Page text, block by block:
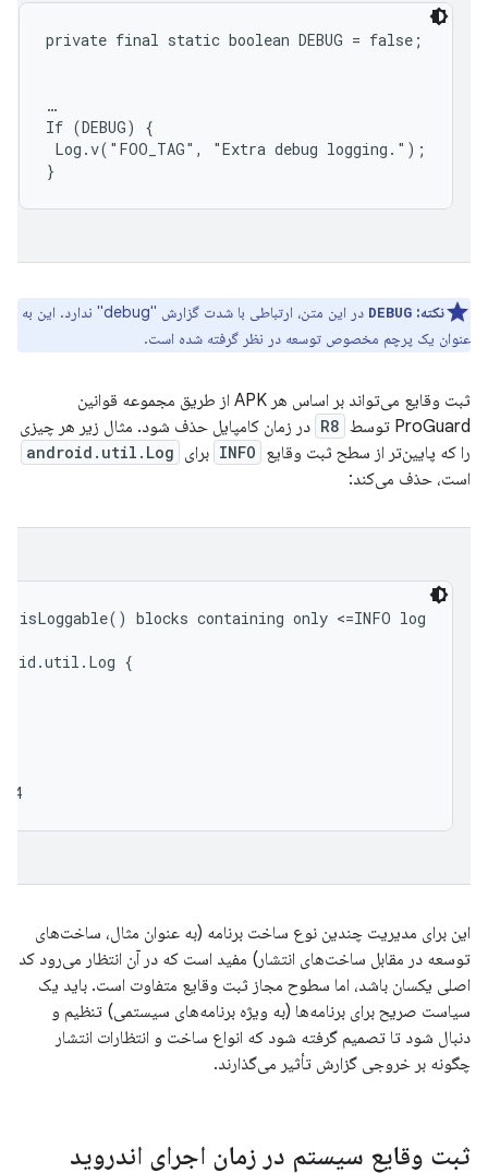
…
If (DEBUG) {
Log.v("FOO_TAG", "Extra debug logging.");
نکته: DEBUG
در این متن، ارتباطی با شدت گزارش "debug" ندارد. این به
عنوان یک پرچم مخصوص توسعه در نظر گرفته شده است.
ثبت وقایع می‌تواند بر اساس هر APK از طریق مجموعه قوانین
ProGuard توسط
R8 در زمان کامپایل حذف شود. مثال زیر هر چیزی
را که پایین‌تر از سطح ثبت وقایع INFO برای android.util.Log
است، حذف می‌کند:
blocks containing only <=INFO log
{
این برای مدیریت چندین نوع ساخت برنامه (به عنوان مثال، ساخت‌های
توسعه در مقابل ساخت‌های انتشار) مفید است که در آن انتظار می‌رود کد
اصلی یکسان باشد، اما سطوح مجاز ثبت وقایع متفاوت است. باید یک
سیاست صریح برای برنامه‌ها (به ویژه برنامه‌های سیستمی) تنظیم و
دنبال شود تا تصمیم گرفته شود که انواع ساخت و انتظارات انتشار
چگونه بر خروجی گزارش تأثیر می‌گذارند.
ثبت وقایع سیستم در زمان اجرای اندروید